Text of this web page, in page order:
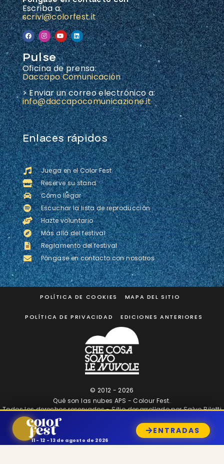
11 - 12 - 13 de agosto de 2026
ENTRADAS
Escriba a:
scrivi@colorfest.it
Pulse
Oficina de prensa:
Daccapo Comunicación
> Enviar un correo electrónico a:
info@daccapocomunicazione.it
Enlaces rápidos
Juega en el Color Fest
Reserve su stand
Cómo llegar
Escuchar la lista de reproducción
Hazte voluntario
Más allá del festival
Reglamento del festival
Póngase en contacto con nosotros
POLÍTICA DE COOKIES MAPA DEL SITIO
POLÍTICA DE PRIVACIDAD EDICIONES ANTERIORES
© 2012 -2026
Qué son las nubes APS - Colour Fest.
Todos los derechos reservados - Sitio desarrollado porSalvo Bilotti